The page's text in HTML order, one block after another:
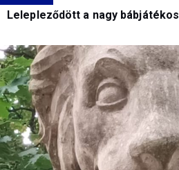
Lelepleződött a nagy bábjátékos